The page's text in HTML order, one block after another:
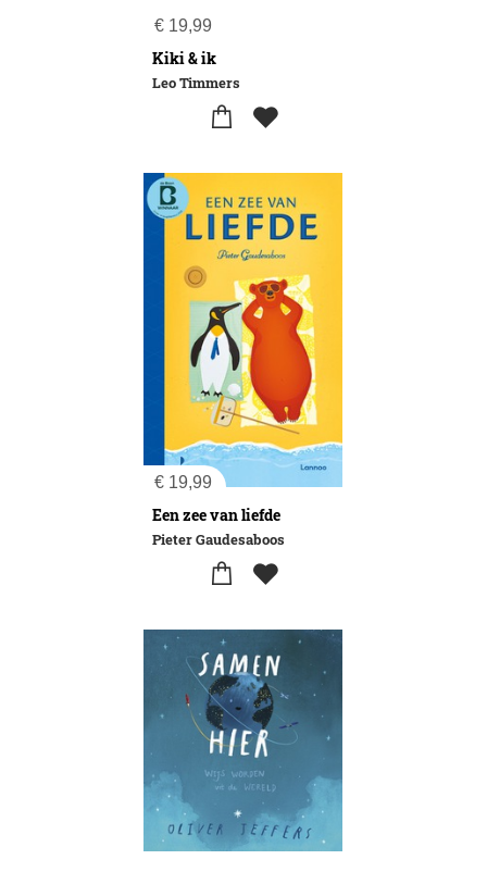
€ 19,99
Kiki & ik
Leo Timmers
€ 19,99
Een zee van liefde
Pieter Gaudesaboos